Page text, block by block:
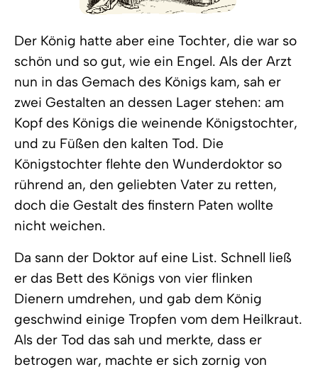
Der König hatte aber eine Tochter, die war so
schön und so gut, wie ein Engel. Als der Arzt
nun in das Gemach des Königs kam, sah er
zwei Gestalten an dessen Lager stehen: am
Kopf des Königs die weinende Königstochter,
und zu Füßen den kalten Tod. Die
Königstochter flehte den Wunderdoktor so
rührend an, den geliebten Vater zu retten,
doch die Gestalt des finstern Paten wollte
nicht weichen.
Da sann der Doktor auf eine List. Schnell ließ
er das Bett des Königs von vier flinken
Dienern umdrehen, und gab dem König
geschwind einige Tropfen vom dem Heilkraut.
Als der Tod das sah und merkte, dass er
betrogen war, machte er sich zornig von